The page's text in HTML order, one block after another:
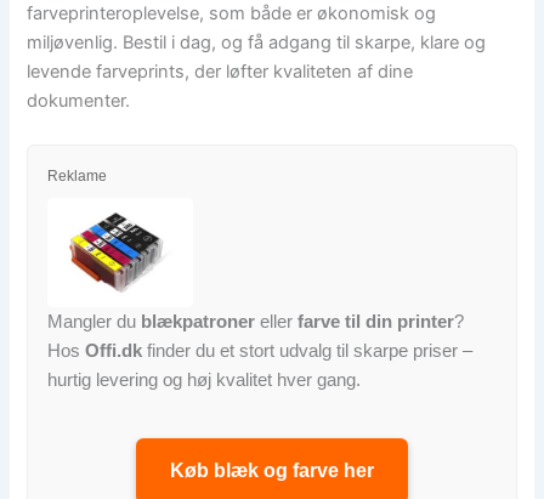
farveprinteroplevelse, som både er økonomisk og
miljøvenlig. Bestil i dag, og få adgang til skarpe, klare og
levende farveprints, der løfter kvaliteten af dine
dokumenter.
Reklame
Mangler du blækpatroner ellerfarve til din printer?
HosOffi.dk finder du et stort udvalg til skarpe priser –
hurtig levering og høj kvalitet hver gang.
Køb blæk og farve her